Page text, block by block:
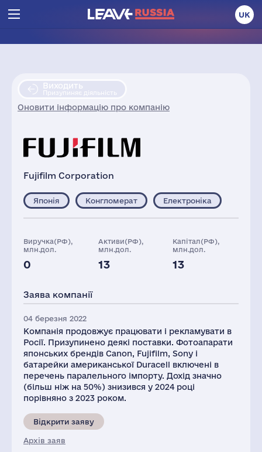
UK
Виходить
Призупиняє діяльність
Оновити інформацію про компанію
Fujifilm Corporation
Японія Конгломерат Електроніка
Виручка(РФ),
млн.дол.
0
Активи(РФ),
млн.дол.
13
Капітал(РФ),
млн.дол.
13
20990
Заява компанії
04 березня 2022
Компанія продовжує працювати і рекламувати в
Росії. Призупинено деякі поставки. Фотоапарати
японських брендів Canon, Fujifilm, Sony і
батарейки американської Duracell включені в
перечень паралельного імпорту. Дохід значно
(більш ніж на 50%) знизився у 2024 році
порівняно з 2023 роком.
Відкрити заяву
Архів заяв